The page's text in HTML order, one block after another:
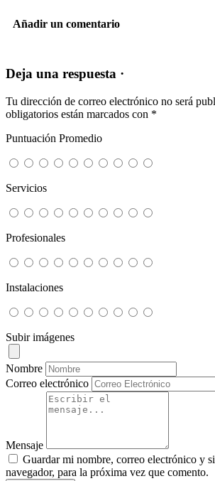
Añadir un comentario
Deja una respuesta ·
Tu dirección de correo electrónico no será
obligatorios están marcados con *
Puntuación Promedio
Servicios
Profesionales
Instalaciones
Subir imágenes
Nombre
Correo electrónico
Mensaje
Guardar mi nombre, correo electrónico y
navegador, para la próxima vez que comento.